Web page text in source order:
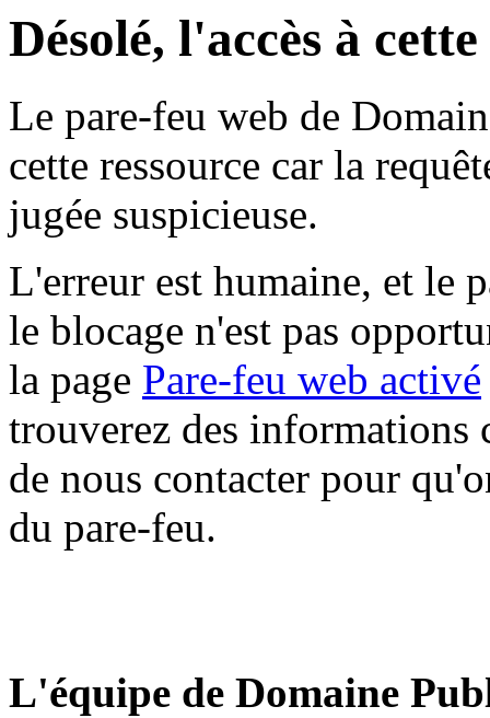
Désolé, l'accès à
Le pare-feu web de
cette ressource car la
jugée suspicieuse.
L'erreur est humaine, et le
le blocage n'est pas
la page Pare-feu web activé
trouverez des informations
de nous contacter pour
du pare-feu.
L'équipe de Domaine